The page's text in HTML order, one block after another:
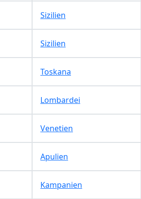
Sizilien
Sizilien
Toskana
Lombardei
Venetien
Apulien
Kampanien